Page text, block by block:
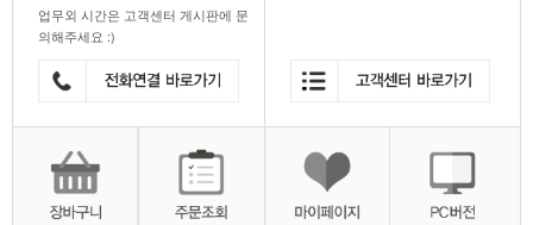
업무외 시간은 고객센터 게시판에 문
의해주세요 :)